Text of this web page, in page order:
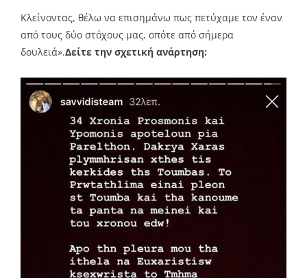
Κλείνοντας, θέλω να επισημάνω πως πετύχαμε τον έναν
από τους δύο στόχους μας, οπότε από σήμερα
δουλειά».Δείτε την σχετική ανάρτηση: